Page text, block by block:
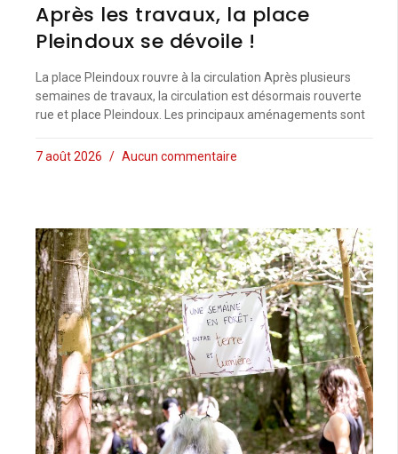
Après les travaux, la place
Pleindoux se dévoile !
La place Pleindoux rouvre à la circulation Après plusieurs
semaines de travaux, la circulation est désormais rouverte
rue et place Pleindoux. Les principaux aménagements sont
7 août 2026 Aucun commentaire